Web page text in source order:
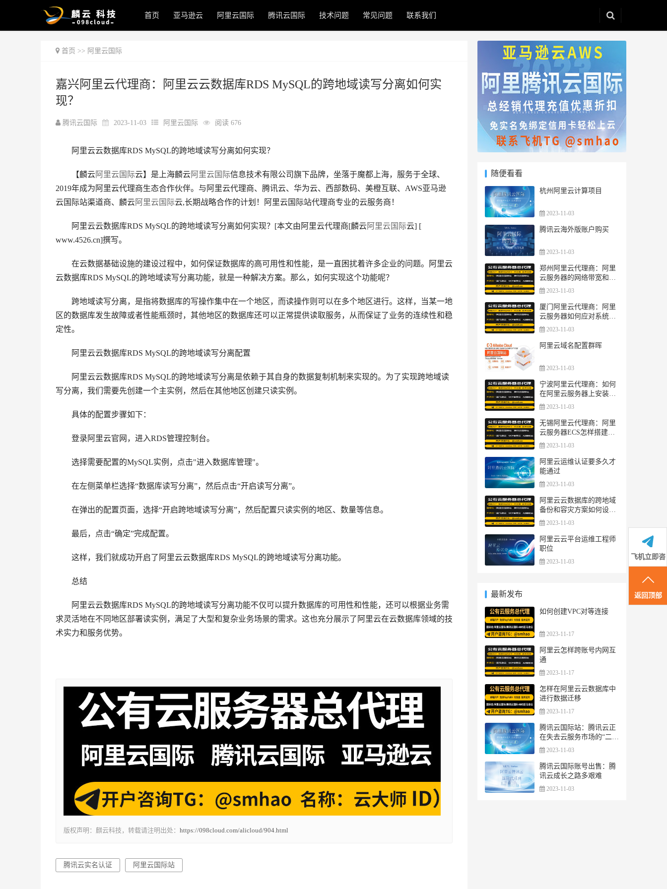
首页 亚马逊云 阿里云国际 腾讯云国际 技术问题 常见问题 联系我们
首页 >> 阿里云国际
嘉兴阿里云代理商：阿里云云数据库RDS MySQL的跨地域读写分离如何实
现？
腾讯云国际 2023-11-03 阿里云国际 阅读 676
阿里云云数据库RDS MySQL的跨地域读写分离如何实现？
【麟云 阿里云国际云】是上海麟云 阿里云国际信息技术有限公司旗下品牌，坐落于魔都上海，服务于全球、
2019年成为阿里云代理商生态合作伙伴。与阿里云代理商、腾讯云、华为云、西部数码、美橙互联、AWS亚马逊
云国际站渠道商、麟云 阿里云国际云,长期战略合作的计划！阿里云国际站代理商专业的云服务商！
阿里云云数据库RDS MySQL的跨地域读写分离如何实现？[本文由阿里云代理商[麟云 阿里云国际云] [
www.4526.cn]撰写。
在云数据基础设施的建设过程中，如何保证数据库的高可用性和性能，是一直困扰着许多企业的问题。阿里云
云数据库RDS MySQL的跨地域读写分离功能，就是一种解决方案。那么，如何实现这个功能呢？
跨地域读写分离，是指将数据库的写操作集中在一个地区，而读操作则可以在多个地区进行。这样，当某一地
区的数据库发生故障或者性能瓶颈时，其他地区的数据库还可以正常提供读取服务，从而保证了业务的连续性和稳
定性。
阿里云云数据库RDS MySQL的跨地域读写分离配置
阿里云云数据库RDS MySQL的跨地域读写分离是依赖于其自身的数据复制机制来实现的。为了实现跨地域读
写分离，我们需要先创建一个主实例，然后在其他地区创建只读实例。
具体的配置步骤如下：
登录阿里云官网，进入RDS管理控制台。
选择需要配置的MySQL实例，点击"进入数据库管理"。
在左侧菜单栏选择“数据库读写分离”，然后点击“开启读写分离”。
在弹出的配置页面，选择“开启跨地域读写分离”，然后配置只读实例的地区、数量等信息。
最后，点击“确定”完成配置。
这样，我们就成功开启了阿里云云数据库RDS MySQL的跨地域读写分离功能。
总结
阿里云云数据库RDS MySQL的跨地域读写分离功能不仅可以提升数据库的可用性和性能，还可以根据业务需
求灵活地在不同地区部署读实例，满足了大型和复杂业务场景的需求。这也充分展示了阿里云在云数据库领域的技
术实力和服务优势。
版权声明：麒云科技，转载请注明出处： https://098cloud.com/alicloud/904.html
腾讯云实名认证 阿里云国际站
随便看看
杭州阿里云计算项目
2023-11-03
腾讯云海外版账户购买
2023-11-03
郑州阿里云代理商：阿里
云服务器的网络带宽和流
量限制？
2023-11-03
厦门阿里云代理商：阿里
云服务器如何应对系统漏
洞和安全威胁？
2023-11-03
阿里云域名配置群晖
2023-11-03
宁波阿里云代理商：如何
在阿里云服务器上安装
SSL证书？
2023-11-03
无锡阿里云代理商：阿里
云服务器ECS怎样搭建网
站？2023-11-03
阿里云运维认证要多久才
能通过
2023-11-03
阿里云云数据库的跨地域
备份和容灾方案如何设
计？2023-11-03
阿里云云平台运维工程师
职位
2023-11-03
最新发布
如何创建VPC对等连接
2023-11-17
阿里云怎样跨账号内网互
通
2023-11-17
怎样在阿里云云数据库中
进行数据迁移
2023-11-17
腾讯云国际站：腾讯云正
在失去云服务市场的“二把
手”地位
2023-11-03
腾讯云国际账号出售：腾
讯云成长之路多艰难
2023-11-03
飞机立即咨
询
返回顶部